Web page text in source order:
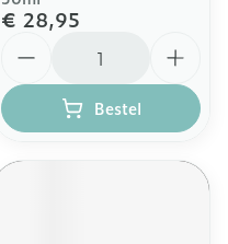
€ 28,95
Bestel